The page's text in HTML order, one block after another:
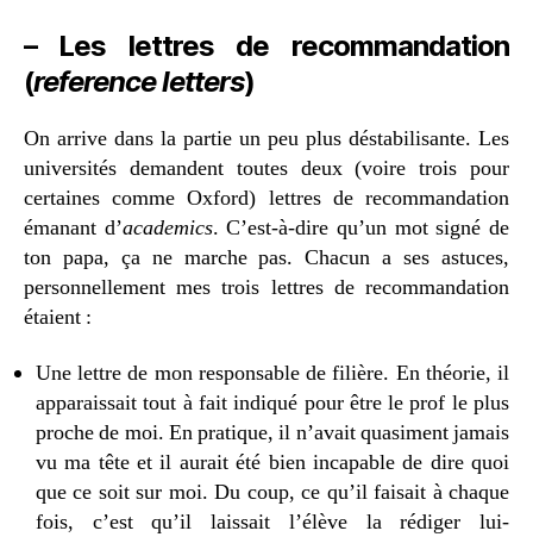
– Les lettres de recommandation
(reference letters)
On arrive dans la partie un peu plus déstabilisante. Les
universités demandent toutes deux (voire trois pour
certaines comme Oxford) lettres de recommandation
émanant d’academics. C’est-à-dire qu’un mot signé de
ton papa, ça ne marche pas. Chacun a ses astuces,
personnellement mes trois lettres de recommandation
étaient :
Une lettre de mon responsable de filière. En théorie, il
apparaissait tout à fait indiqué pour être le prof le plus
proche de moi. En pratique, il n’avait quasiment jamais
vu ma tête et il aurait été bien incapable de dire quoi
que ce soit sur moi. Du coup, ce qu’il faisait à chaque
fois, c’est qu’il laissait l’élève la rédiger lui-